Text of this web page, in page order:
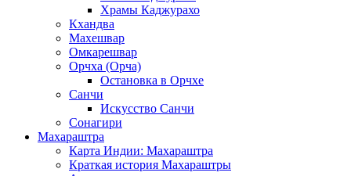
Храмы Каджурахо
Кхандва
Махешвар
Омкарешвар
Орчха (Орча)
Остановка в Орчхе
Санчи
Искусство Санчи
Сонагири
Махараштра
Карта Индии: Махараштра
Краткая история Махараштры